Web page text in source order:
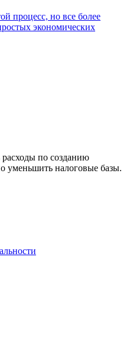
процесс, но все более
экономических
по созданию
уменьшить налоговые базы.